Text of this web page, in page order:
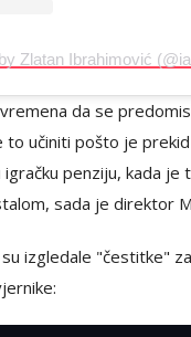
da se
to učiniti pošto je
igračku penziju, kada je
sada je direktor
izgledale "čestitke"